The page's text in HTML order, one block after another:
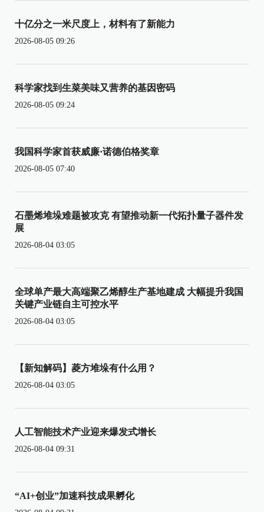
十亿分之一米尺度上，材料有了新能力
2026-08-05 09:26
科学家找到生菜美味又营养的基因密码
2026-08-05 09:24
我国科学家首获威廉·诺德伯格奖章
2026-08-05 07:40
石墨烯堆垛难题被攻克 有望推动新一代拓扑量子器件发
展
2026-08-04 03:05
全球单产最大高端聚乙烯醇生产基地建成 大幅提升我国
关键产业链自主可控水平
2026-08-04 03:05
【新知解码】菱方堆垛有什么用？
2026-08-04 03:05
人工智能技术产业迎来爆发式增长
2026-08-04 09:31
“AI+创业”加速科技成果孵化